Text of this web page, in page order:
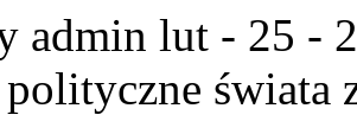
admin lut - 25 -
świata